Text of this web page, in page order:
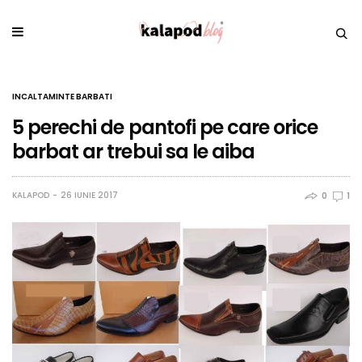
INCALTAMINTE BARBATI
5 perechi de pantofi pe care orice
barbat ar trebui sa le aiba
KALAPOD 26 IUNIE 2017 0 1